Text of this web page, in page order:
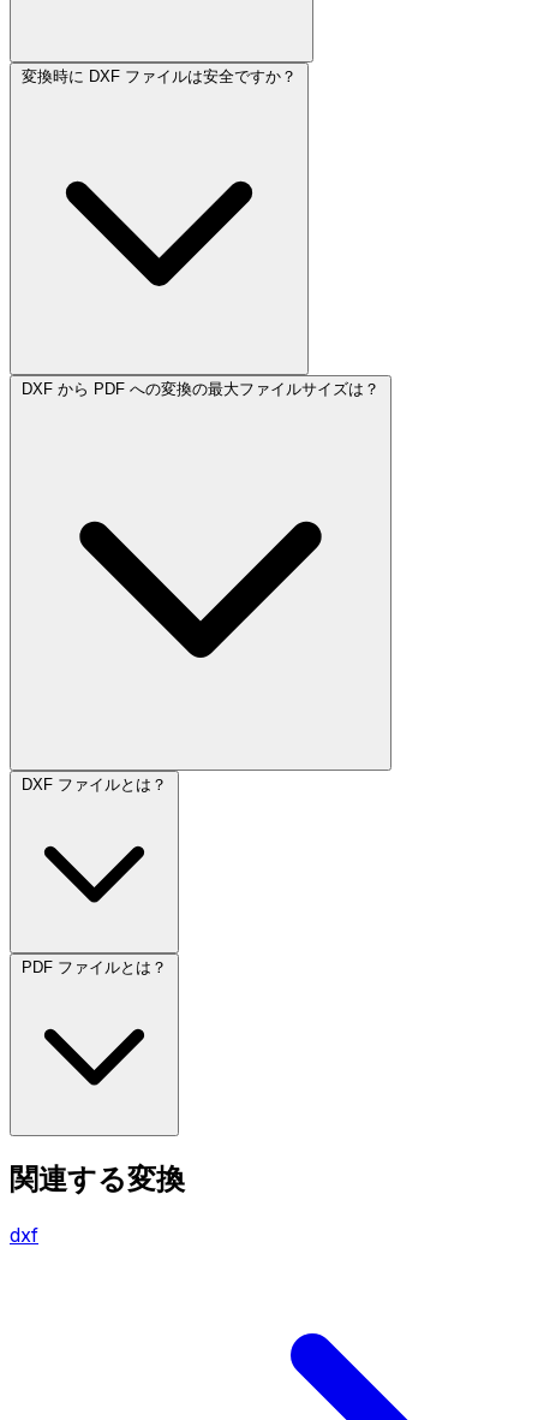
変換時に DXF ファイルは安全ですか？
DXF から PDF への変換の最大ファイルサイズは？
DXF ファイルとは？
PDF ファイルとは？
関連する変換
dxf